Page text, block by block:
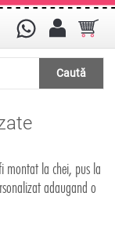
Caută
montat la chei, pus la
adaugand o